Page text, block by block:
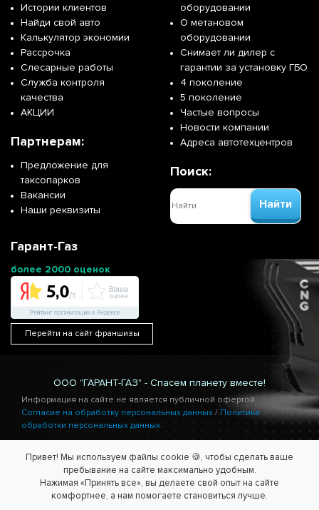
Привет! Мы используем файлы cookie 🍪, чтобы сделать ваше
пребывание на сайте максимально удобным.
Нажимая «Принять все», вы делаете свой опыт на сайте
комфортнее, а нам помогаете становиться лучше.
Истории клиентов
Найди свой авто
Калькулятор экономии
Рассрочка
Слесарные работы
Служба контроля
качества
АКЦИИ
Партнерам:
Предложение для
таксопарков
Вакансии
Наши реквизиты
оборудовании
О метановом
оборудовании
Снимает ли дилер с
гарантии за установку ГБО
4 поколение
5 поколение
Частые вопросы
Новости компании
Адреса автотехцентров
Поиск:
Найти
Гарант-Газ
более 2000 оценок
Перейти на сайт франшизы
ООО "ГАРАНТ-ГАЗ" - Спасем планету вместе!
Информация на сайте не является публичной офертой.
Согласие на обработку персональных данных / Политика
обработки персональных данных.